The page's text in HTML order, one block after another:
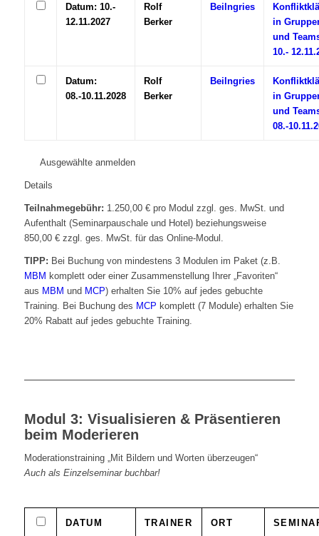
Datum: 10.-
12.11.2027
Rolf
Berker
Beilngries
in
und
10.-
Datum:
08.-10.11.2028
Rolf
Berker
Beilngries
in
und
08.-
Ausgewählte anmelden
Details
Teilnahmegebühr: 1.250,00 € pro Modul zzgl. ges. MwSt. und
Aufenthalt (Seminarpauschale und Hotel) beziehungsweise
850,00 € zzgl. ges. MwSt. für das Online-Modul.
TIPP: Bei Buchung von mindestens 3 Modulen im Paket (z.B.
MBM komplett oder einer Zusammenstellung Ihrer „Favoriten“
aus MBM und MCP) erhalten Sie 10% auf jedes gebuchte
Training. Bei Buchung des MCP komplett (7 Module) erhalten Sie
20% Rabatt auf jedes gebuchte Training.
Modul 3: Visualisieren & Präsentieren
beim Moderieren
Moderationstraining „Mit Bildern und Worten überzeugen“
Auch als Einzelseminar buchbar!
DATUM TRAINER ORT